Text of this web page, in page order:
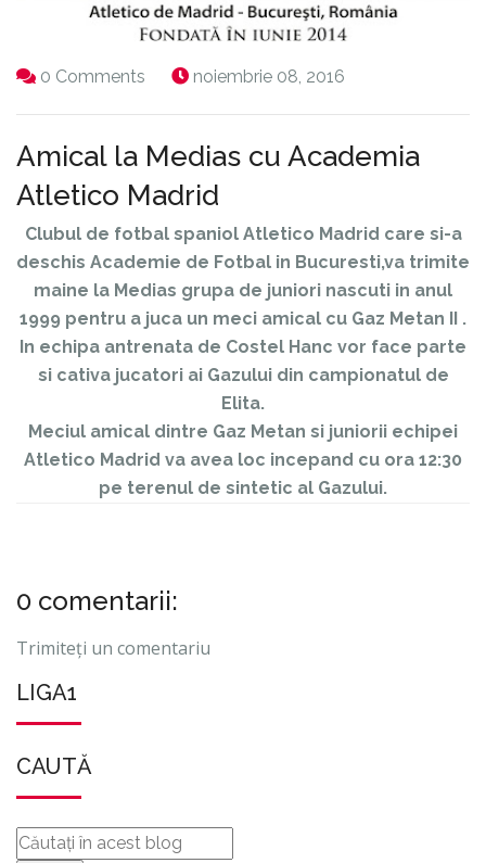
0 Comments noiembrie 08, 2016
Amical la Medias cu Academia
Atletico Madrid
Clubul de fotbal spaniol Atletico Madrid care si-a
deschis Academie de Fotbal in Bucuresti,va trimite
maine la Medias grupa de juniori nascuti in anul
1999 pentru a juca un meci amical cu Gaz Metan II .
In echipa antrenata de Costel Hanc vor face parte
si cativa jucatori ai Gazului din campionatul de
Elita.
Meciul amical dintre Gaz Metan si juniorii echipei
Atletico Madrid va avea loc incepand cu ora 12:30
pe terenul de sintetic al Gazului.
0 comentarii:
Trimiteți un comentariu
LIGA1
CAUTĂ